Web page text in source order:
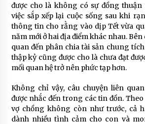
được cho là không có sự đồng
việc sắp xếp lại cuộc sống sau khi
thông tin cho rằng vào dịp Tết vừa
năm mới ở hai địa điểm khác nhau. Bên
quan đến phân chia tài sản chung
thập kỷ cũng được cho là chưa đạt
mối quan hệ trở nên phức tạp hơn.
Không chỉ vậy, câu chuyện liên
được nhắc đến trong các tin đồn.
vợ chồng không còn như trước, cả
dành nhiều tình cảm cho con và